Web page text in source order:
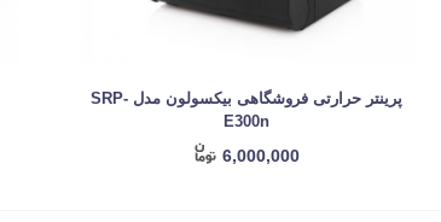
پرینتر حرارتی فروشگاهی بیکسولون مدل SRP-
E300n
6,000,000